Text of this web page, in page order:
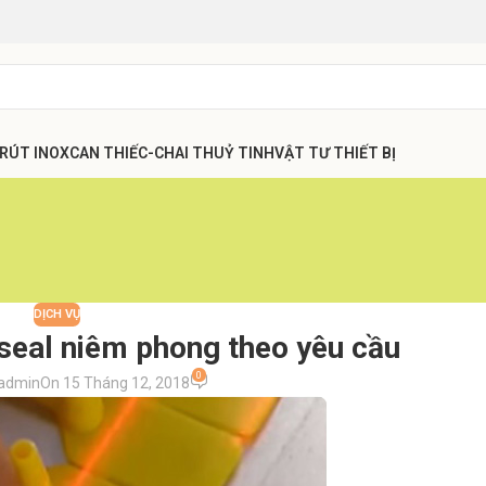
INOXCAN THIẾC-CHAI THUỶ TINHVẬT TƯ THIẾT BỊ
DỊCH VỤ
niêm phong theo yêu cầu
On 15 Tháng 12, 2018 0